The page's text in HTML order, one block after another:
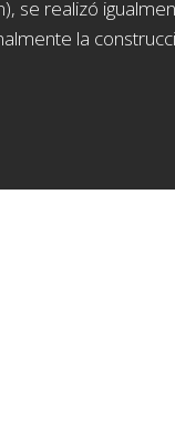
se realizó
la